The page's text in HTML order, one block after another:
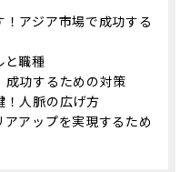
アジア市場で成功する
と職種
成功するための対策
！人脈の広げ方
アップを実現するため